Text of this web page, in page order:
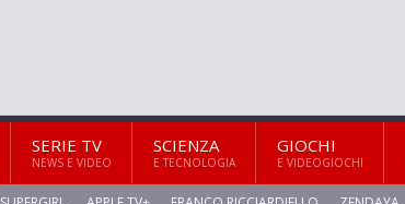
SERIE TV
NEWS E VIDEO
SCIENZA
E TECNOLOGIA
GIOCHI
E VIDEOGIOCHI